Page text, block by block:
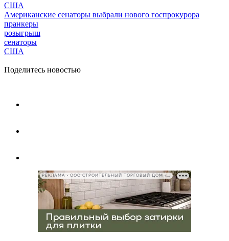
США
Американские сенаторы выбрали нового госпрокурора
пранкеры
розыгрыш
сенаторы
США
Поделитесь новостью
РЕКЛАМА • ООО СТРОИТЕЛЬНЫЙ ТОРГОВЫЙ ДОМ «ПЕТРОВИЧ», ИНН 7802348846